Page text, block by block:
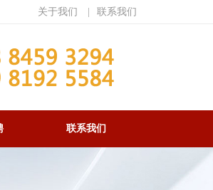
关于我们 联系我们
联系我们